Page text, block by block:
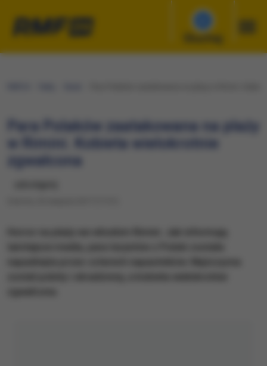
Słuchaj
Para Polaków zaatakowana na plaży
w Rimini. Kobieta wielokrotnie
zgwałcona